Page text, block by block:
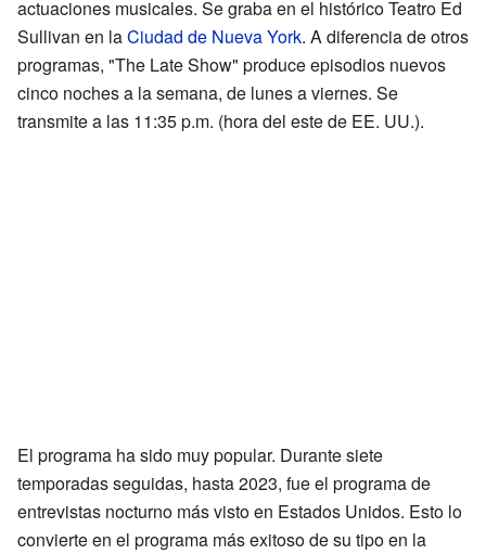
actuaciones musicales. Se graba en el histórico Teatro Ed
Sullivan en laCiudad de Nueva York. A diferencia de otros
programas, "The Late Show" produce episodios nuevos
cinco noches a la semana, de lunes a viernes. Se
transmite a las 11:35 p.m. (hora del este de EE. UU.).
El programa ha sido muy popular. Durante siete
temporadas seguidas, hasta 2023, fue el programa de
entrevistas nocturno más visto en Estados Unidos. Esto lo
convierte en el programa más exitoso de su tipo en la